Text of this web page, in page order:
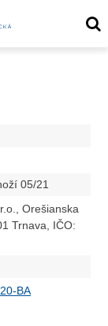
05/21
Orešianska
Trnava, IČO:
BA